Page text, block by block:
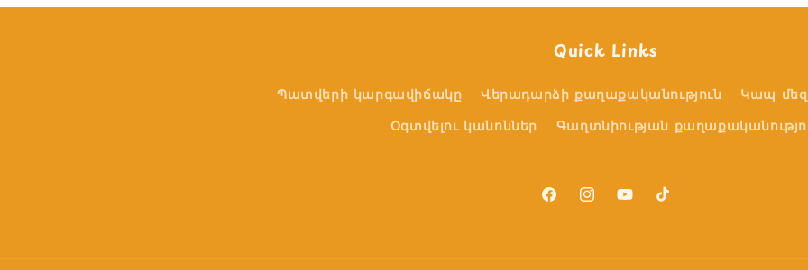
Quick Links
Պատվերի կարգավիճակը Վերադարձի քաղաքականություն Կապ
Օգտվելու կանոններ
Գաղտնիության
FacebookInstagramYouTubeTikTok